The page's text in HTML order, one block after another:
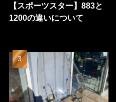
【スポーツスター】883と
1200の違いについて